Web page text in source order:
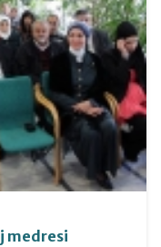
medresi